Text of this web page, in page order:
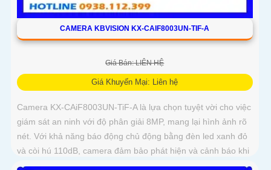
CAMERA KBVISION KX-CAIF8003UN-TIF-A
Giá Bán: LIÊN HỆ
Giá Khuyến Mại: Liên hệ
Camera KX-CAiF8003UN-TiF-A là lựa chọn tuyệt vời cho việc
giám sát an ninh với độ phân giải 8MP, mang lại hình ảnh rõ
nét. Với khả năng báo động chủ động bằng đèn led xanh đỏ
và còi hú 110dB, camera đảm bảo phát hiện và cảnh báo khi
có xâm nhậpThiết bị Camera Giá Rẻ Công Nghệ POE KX-